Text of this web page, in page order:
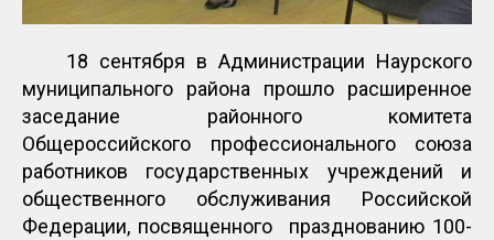
18 сентября в Администрации Наурского
муниципального района прошло расширенное
заседание районного комитета
Общероссийского профессионального союза
работников государственных учреждений и
общественного обслуживания Российской
Федерации, посвященного празднованию 100-